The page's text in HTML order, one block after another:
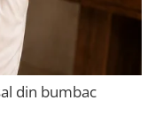
din bumbac